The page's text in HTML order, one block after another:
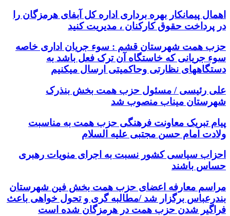
اهمال پیمانکار بهره برداری اداره کل آبفای هرمزگان را
در پرداخت حقوق کارکنان ، مدیریت کنید
حزب همت شهرستان قشم : سوء جریان اداری خاصه
سوء جریانی که خاستگاه آن ترک فعل باشد به
دستگاههای نظارتی وحاکمیتی ارسال میکنیم
علی رئیسی / مسئول حزب همت بخش بنذرک
شهرستان میناب منصوب شد
پیام تبریک معاونت فرهنگی حزب همت به مناسبت
ولادت امام حسن مجتبی علیه السلام
احزاب سیاسی کشور نسبت به اجرای منویات رهبری
حساس باشند
مراسم معارفه اعضای حزب همت بخش فین شهرستان
بندرعباس برگزار شد /مطالبه گری و تحول خواهی باعث
فراگیر شدن حزب همت در هرمزگان شده است